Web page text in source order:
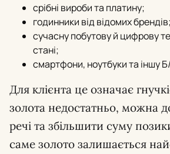
срібні вироби та платину;
годинники від відомих брендів;
сучасну побутову й цифрову
стані;
смартфони, ноутбуки та іншу
Для клієнта це означає
золота недостатньо, можна
речі та збільшити суму
саме золото залишається